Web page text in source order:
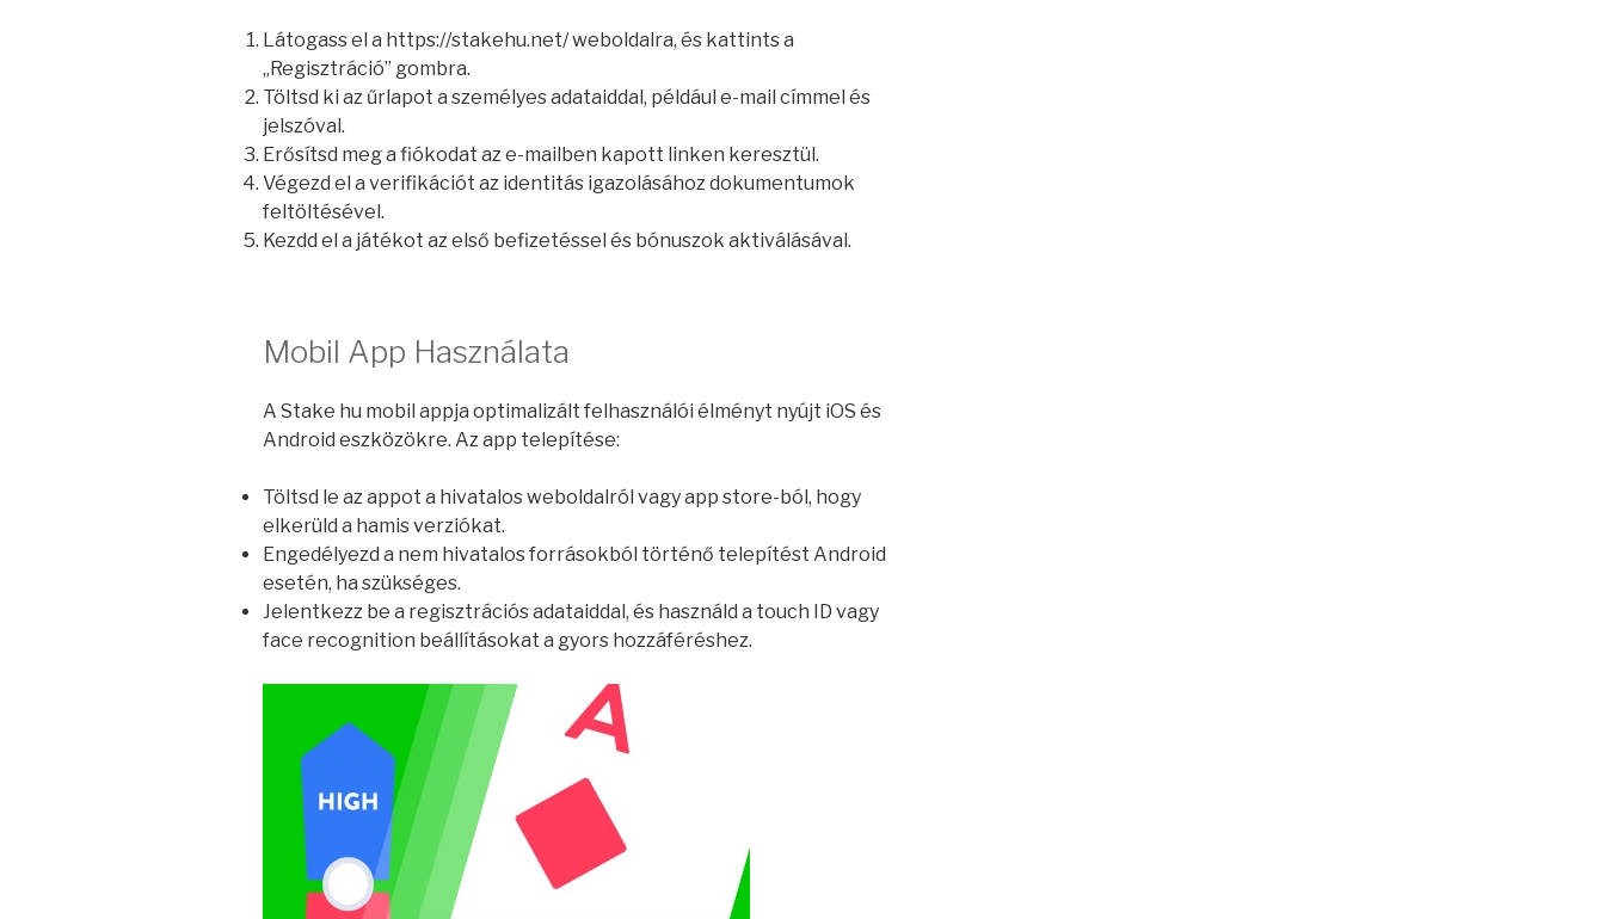
Látogass el a https://stakehu.net/ weboldalra, és kattints a
„Regisztráció” gombra.
Töltsd ki az űrlapot a személyes adataiddal, például e-mail címmel és
jelszóval.
Erősítsd meg a fiókodat az e-mailben kapott linken keresztül.
Végezd el a verifikációt az identitás igazolásához dokumentumok
feltöltésével.
Kezdd el a játékot az első befizetéssel és bónuszok aktiválásával.
Mobil App Használata
A Stake hu mobil appja optimalizált felhasználói élményt nyújt iOS és
Android eszközökre. Az app telepítése:
Töltsd le az appot a hivatalos weboldalról vagy app store-ból, hogy
elkerüld a hamis verziókat.
Engedélyezd a nem hivatalos forrásokból történő telepítést Android
esetén, ha szükséges.
Jelentkezz be a regisztrációs adataiddal, és használd a touch ID vagy
face recognition beállításokat a gyors hozzáféréshez.